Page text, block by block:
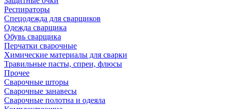
Респираторы
Спецодежда для сварщиков
Одежда сварщика
Обувь сварщика
Перчатки сварочные
Химические материалы для сварки
Травильные пасты, спреи, флюсы
Прочее
Сварочные шторы
Сварочные занавесы
Сварочные полотна и одеяла